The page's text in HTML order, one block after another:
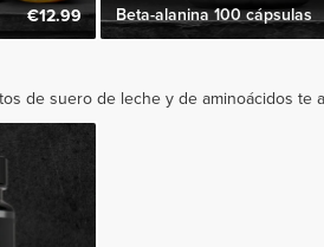
€12.99 Beta-alanina 100 cápsulas
de suero de leche y de aminoácidos